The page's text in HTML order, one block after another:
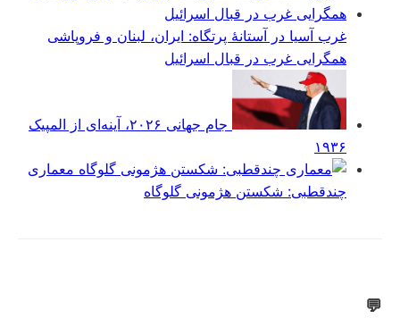
غرب آسیا در آستانهٔ پرتگاه: ایران، لبنان و فروپاشی
همگرایی غرب در قبال اسرائیل
جام جهانی ۲۰۲۶، آینه‌ای از المپیک
۱۹۳۶
معماری
چندقطبی: شکستن هژمونی گلوگاه
💬